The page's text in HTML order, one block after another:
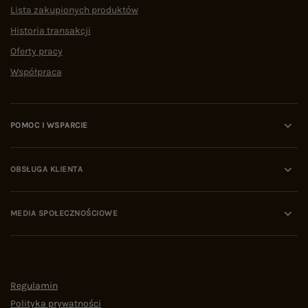
Lista zakupionych produktów
Historia transakcji
Oferty pracy
Współpraca
POMOC I WSPARCIE
OBSŁUGA KLIENTA
MEDIA SPOŁECZNOŚCIOWE
Regulamin
Polityka prywatności